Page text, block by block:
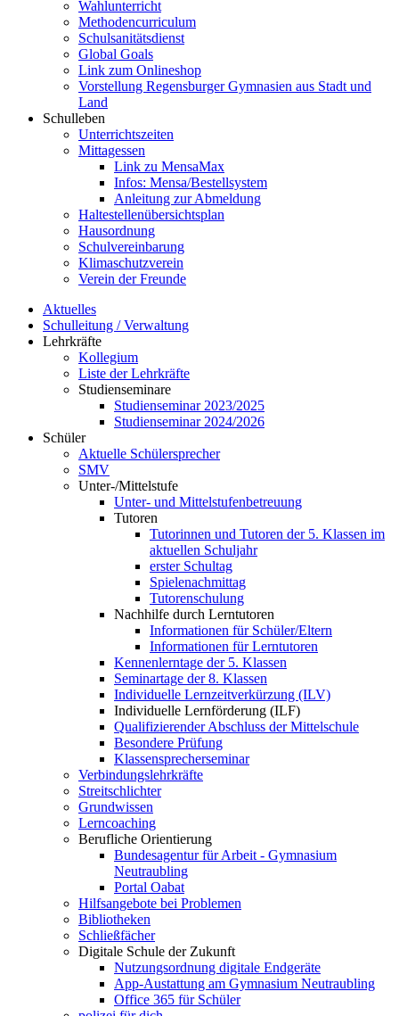
Wahlunterricht
Methodencurriculum
Schulsanitätsdienst
Global Goals
Link zum Onlineshop
Vorstellung Regensburger Gymnasien aus Stadt und
Land
Schulleben
Unterrichtszeiten
Mittagessen
Link zu MensaMax
Infos: Mensa/Bestellsystem
Anleitung zur Abmeldung
Haltestellenübersichtsplan
Hausordnung
Schulvereinbarung
Klimaschutzverein
Verein der Freunde
Aktuelles
Schulleitung / Verwaltung
Lehrkräfte
Kollegium
Liste der Lehrkräfte
Studienseminare
Studienseminar 2023/2025
Studienseminar 2024/2026
Schüler
Aktuelle Schülersprecher
SMV
Unter-/Mittelstufe
Unter- und Mittelstufenbetreuung
Tutoren
Tutorinnen und Tutoren der 5. Klassen im
aktuellen Schuljahr
erster Schultag
Spielenachmittag
Tutorenschulung
Nachhilfe durch Lerntutoren
Informationen für Schüler/Eltern
Informationen für Lerntutoren
Kennenlerntage der 5. Klassen
Seminartage der 8. Klassen
Individuelle Lernzeitverkürzung (ILV)
Individuelle Lernförderung (ILF)
Qualifizierender Abschluss der Mittelschule
Besondere Prüfung
Klassensprecherseminar
Verbindungslehrkräfte
Streitschlichter
Grundwissen
Lerncoaching
Berufliche Orientierung
Bundesagentur für Arbeit - Gymnasium
Neutraubling
Portal Oabat
Hilfsangebote bei Problemen
Bibliotheken
Schließfächer
Digitale Schule der Zukunft
Nutzungsordnung digitale Endgeräte
App-Austattung am Gymnasium Neutraubling
Office 365 für Schüler